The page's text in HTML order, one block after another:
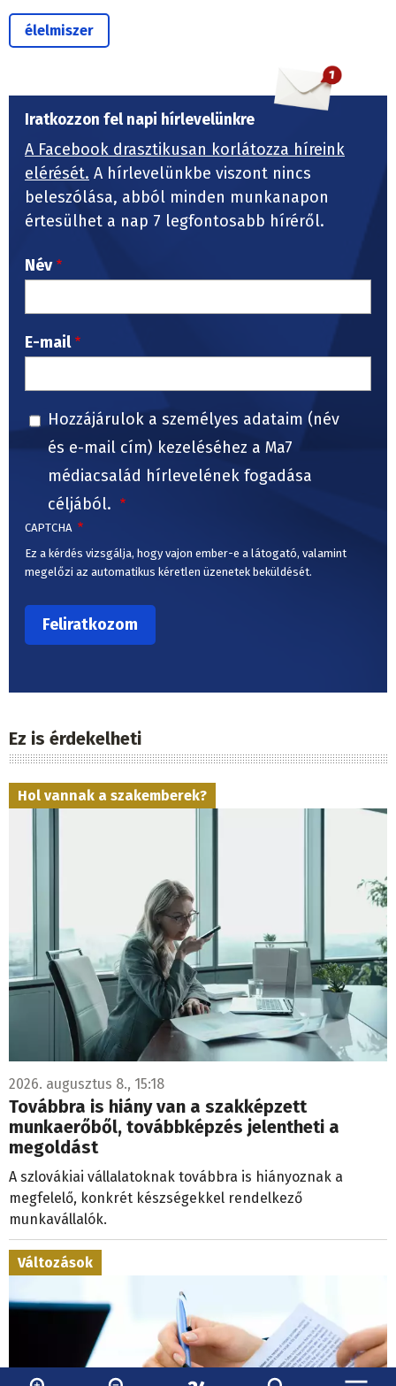
élelmiszer
Iratkozzon fel napi hírlevelünkre
A Facebook drasztikusan korlátozza híreink
elérését. A hírlevelünkbe viszont nincs
beleszólása, abból minden munkanapon
értesülhet a nap 7 legfontosabb híréről.
Név
E-mail
Hozzájárulok a személyes adataim (név
és e-mail cím) kezeléséhez a Ma7
médiacsalád hírlevelének fogadása
céljából.
CAPTCHA
Ez a kérdés vizsgálja, hogy vajon ember-e a látogató, valamint
megelőzi az automatikus kéretlen üzenetek beküldését.
Ez is érdekelheti
Hol vannak a szakemberek?
2026. augusztus 8., 15:18
Továbbra is hiány van a szakképzett
munkaerőből, továbbképzés jelentheti a
megoldást
A szlovákiai vállalatoknak továbbra is hiányoznak a
megfelelő, konkrét készségekkel rendelkező
munkavállalók.
Változások